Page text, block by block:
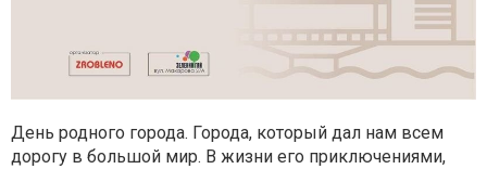
День родного города. Города, который дал нам всем
дорогу в большой мир. В жизни его приключениями,